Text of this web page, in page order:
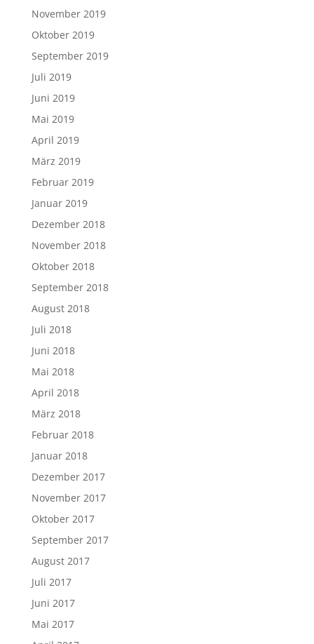
November 2019
Oktober 2019
September 2019
Juli 2019
Juni 2019
Mai 2019
April 2019
März 2019
Februar 2019
Januar 2019
Dezember 2018
November 2018
Oktober 2018
September 2018
August 2018
Juli 2018
Juni 2018
Mai 2018
April 2018
März 2018
Februar 2018
Januar 2018
Dezember 2017
November 2017
Oktober 2017
September 2017
August 2017
Juli 2017
Juni 2017
Mai 2017